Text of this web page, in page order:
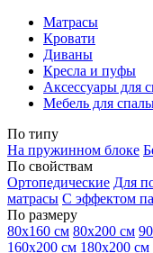
Матрасы
Кровати
Диваны
Кресла и пуфы
Аксессуары для
Мебель для
По типу
На пружинном блоке
По свойствам
Ортопедические Для
матрасы С эффектом
По размеру
80х160 см 80х200 см
160х200 см 180х200 см